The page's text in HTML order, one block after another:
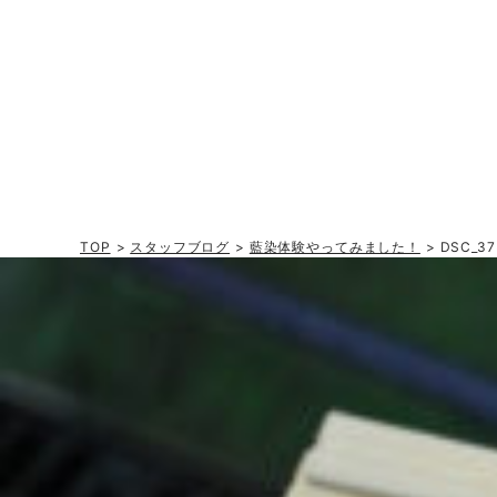
TOP > スタッフブログ > 藍染体験やってみました！ >